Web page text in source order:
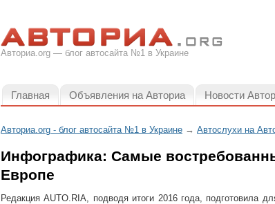
Авториа.org — блог автосайта №1 в Украине
Главная Объявления на Авториа Новости
Авториа.org - блог автосайта №1 в Украине → Автослухи на
Инфографика: Самые
Европе
Редакция AUTO.RIA, подводя итоги 2016 года, подготовила